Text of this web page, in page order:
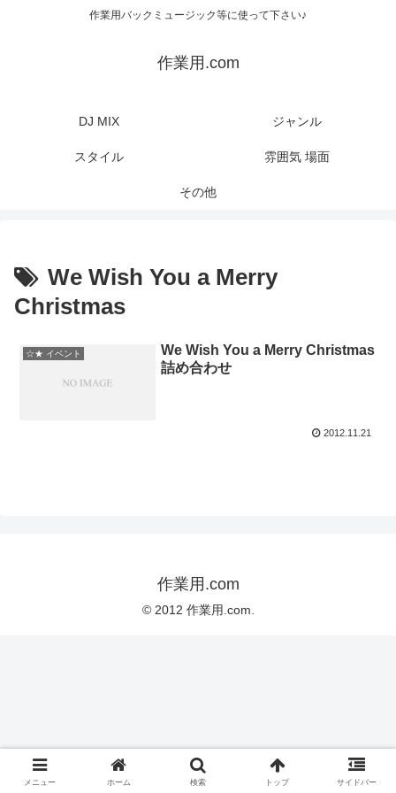
作業用バックミュージック等に使って下さい♪
作業用.com
DJ MIX ジャンル
スタイル 雰囲気 場面
その他
We Wish You a Merry
Christmas
☆★ イベント
We Wish You a Merry Christmas
詰め合わせ
2012.11.21
作業用.com
© 2012 作業用.com.
メニュー ホーム 検索 トップ サイドバー